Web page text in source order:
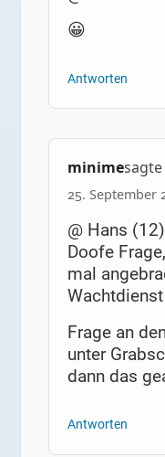
😀
Antworten
minimesagte
25. September
@ Hans
Doofe
mal
Frage an
unter
dann das
Antworten